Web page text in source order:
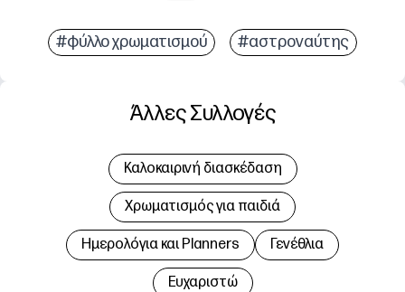
#φύλλο χρωματισμού #αστροναύτης
Άλλες Συλλογές
Καλοκαιρινή διασκέδαση
Χρωματισμός για παιδιά
Hμερολόγια και Planners Γενέθλια
Ευχαριστώ